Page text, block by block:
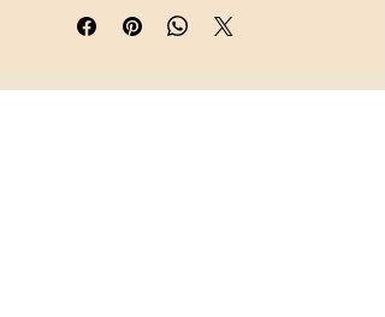
para que llegue en
perfecto estado.